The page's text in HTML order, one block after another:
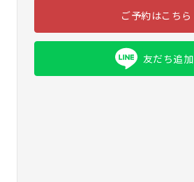
ご予約はこちら
友だち追加